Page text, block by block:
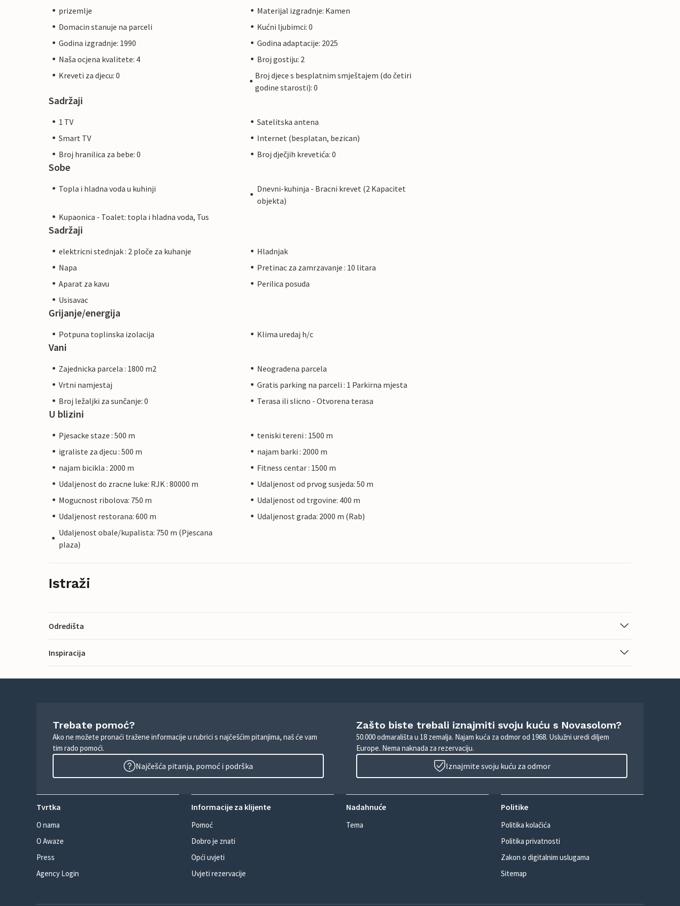
prizemlje
Materijal izgradnje: Kamen
Domacin stanuje na parceli
Kućni ljubimci: 0
Godina izgradnje: 1990
Godina adaptacije: 2025
Naša ocjena kvalitete: 4
Broj gostiju: 2
Kreveti za djecu: 0
Broj djece s besplatnim smještajem (do četiri
godine starosti): 0
Sadržaji
1 TV
Satelitska antena
Smart TV
Internet (besplatan, bezican)
Broj hranilica za bebe: 0
Broj dječjih krevetića: 0
Sobe
Topla i hladna voda u kuhinji
Dnevni-kuhinja - Bracni krevet (2 Kapacitet
objekta)
Kupaonica - Toalet: topla i hladna voda, Tus
Sadržaji
elektricni stednjak : 2 ploče za kuhanje
Hladnjak
Napa
Pretinac za zamrzavanje : 10 litara
Aparat za kavu
Perilica posuda
Usisavac
Grijanje/energija
Potpuna toplinska izolacija Klima uredaj h/c
Vani
Zajednicka parcela : 1800 m2
Neogradena parcela
Vrtni namjestaj
Gratis parking na parceli : 1 Parkirna mjesta
Broj ležaljki za sunčanje: 0
Terasa ili slicno - Otvorena terasa
U blizini
Pjesacke staze : 500 m
teniski tereni : 1500 m
igraliste za djecu : 500 m
najam barki : 2000 m
najam bicikla : 2000 m
Fitness centar : 1500 m
Udaljenost do zracne luke: RJK : 80000 m
Udaljenost od prvog susjeda: 50 m
Mogucnost ribolova: 750 m
Udaljenost od trgovine: 400 m
Udaljenost restorana: 600 m
Udaljenost grada: 2000 m (Rab)
Udaljenost obale/kupalista: 750 m (Pjescana
plaza)
Istraži
Odredišta
Inspiracija
Trebate pomoć?
Ako ne možete pronaći tražene informacije u rubrici s najčešćim pitanjima, naš će vam
tim rado pomoći.
Najčešća pitanja, pomoć i podrška
Zašto biste trebali iznajmiti svoju kuću s Novasolom?
50.000 odmarališta u 18 zemalja. Najam kuća za odmor od 1968. Uslužni uredi diljem
Europe. Nema naknada za rezervaciju.
Iznajmite svoju kuću za odmor
Tvrtka
O nama
O Awaze
Press
Agency Login
Informacije za klijente
Pomoć
Dobro je znati
Opći uvjeti
Uvjeti rezervacije
Nadahnuće
Tema
Politike
Politika kolačića
Politika privatnosti
Zakon o digitalnim uslugama
Sitemap